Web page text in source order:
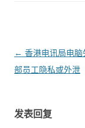
文章导航
← 香港电讯局电
部员工隐私或外泄
发表回复